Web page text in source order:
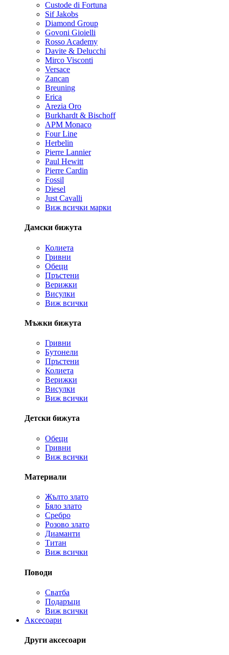
Custode di Fortuna
Sif Jakobs
Diamond Group
Govoni Gioielli
Rosso Academy
Davite & Delucchi
Mirco Visconti
Versace
Zancan
Breuning
Erica
Arezia Oro
Burkhardt & Bischoff
APM Monaco
Four Line
Herbelin
Pierre Lannier
Paul Hewitt
Pierre Cardin
Fossil
Diesel
Just Cavalli
Виж всички марки
Дамски бижута
Колиета
Гривни
Обеци
Пръстени
Верижки
Висулки
Виж всички
Мъжки бижута
Гривни
Бутонели
Пръстени
Колиета
Верижки
Висулки
Виж всички
Детски бижута
Обеци
Гривни
Виж всички
Материали
Жълто злато
Бяло злато
Сребро
Розово злато
Диаманти
Титан
Виж всички
Поводи
Сватба
Подаръци
Виж всички
Аксесоари
Други аксесоари